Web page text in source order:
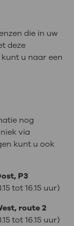
die in uw
deze
u naar een
nog
via
kunt u ook
P3
tot 16.15 uur)
route 2
tot 16.15 uur)